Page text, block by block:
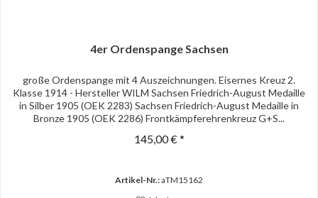
4er Ordenspange Sachsen
große Ordenspange mit 4 Auszeichnungen. Eisernes Kreuz 2.
Klasse 1914 - Hersteller WILM Sachsen Friedrich-August Medaille
in Silber 1905 (OEK 2283) Sachsen Friedrich-August Medaille in
Bronze 1905 (OEK 2286) Frontkämpferehrenkreuz G+S...
145,00 € *
Artikel-Nr.:aTM15162